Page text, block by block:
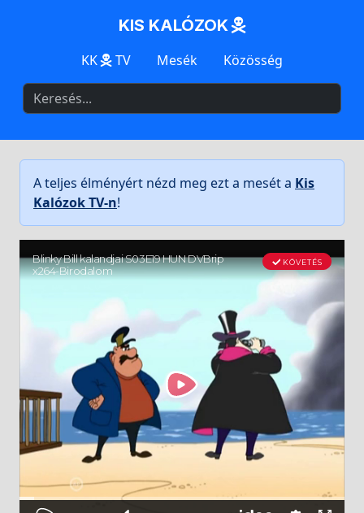
KIS KALÓZOK
KK TV Mesék Közösség
A teljes élményért nézd meg ezt a mesét a Kis
Kalózok TV-n!